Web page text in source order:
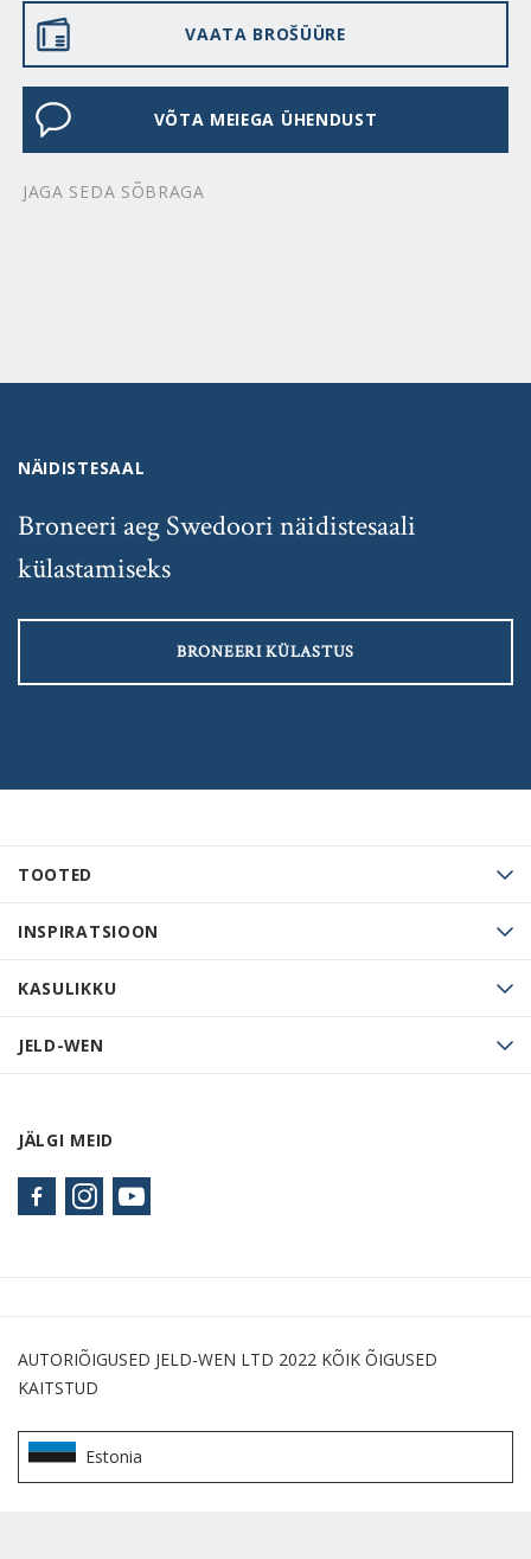
VAATA BROŠÜÜRE
VÕTA MEIEGA ÜHENDUST
JAGA SEDA SÕBRAGA
TOOTED
INSPIRATSIOON
KASULIKKU
JELD-WEN
JÄLGI MEID
NÄIDISTESAAL
Broneeri aeg Swedoori näidistesaali
külastamiseks
BRONEERI KÜLASTUS
AUTORIÕIGUSED JELD-WEN LTD 2022 KÕIK ÕIGUSED
KAITSTUD
Estonia